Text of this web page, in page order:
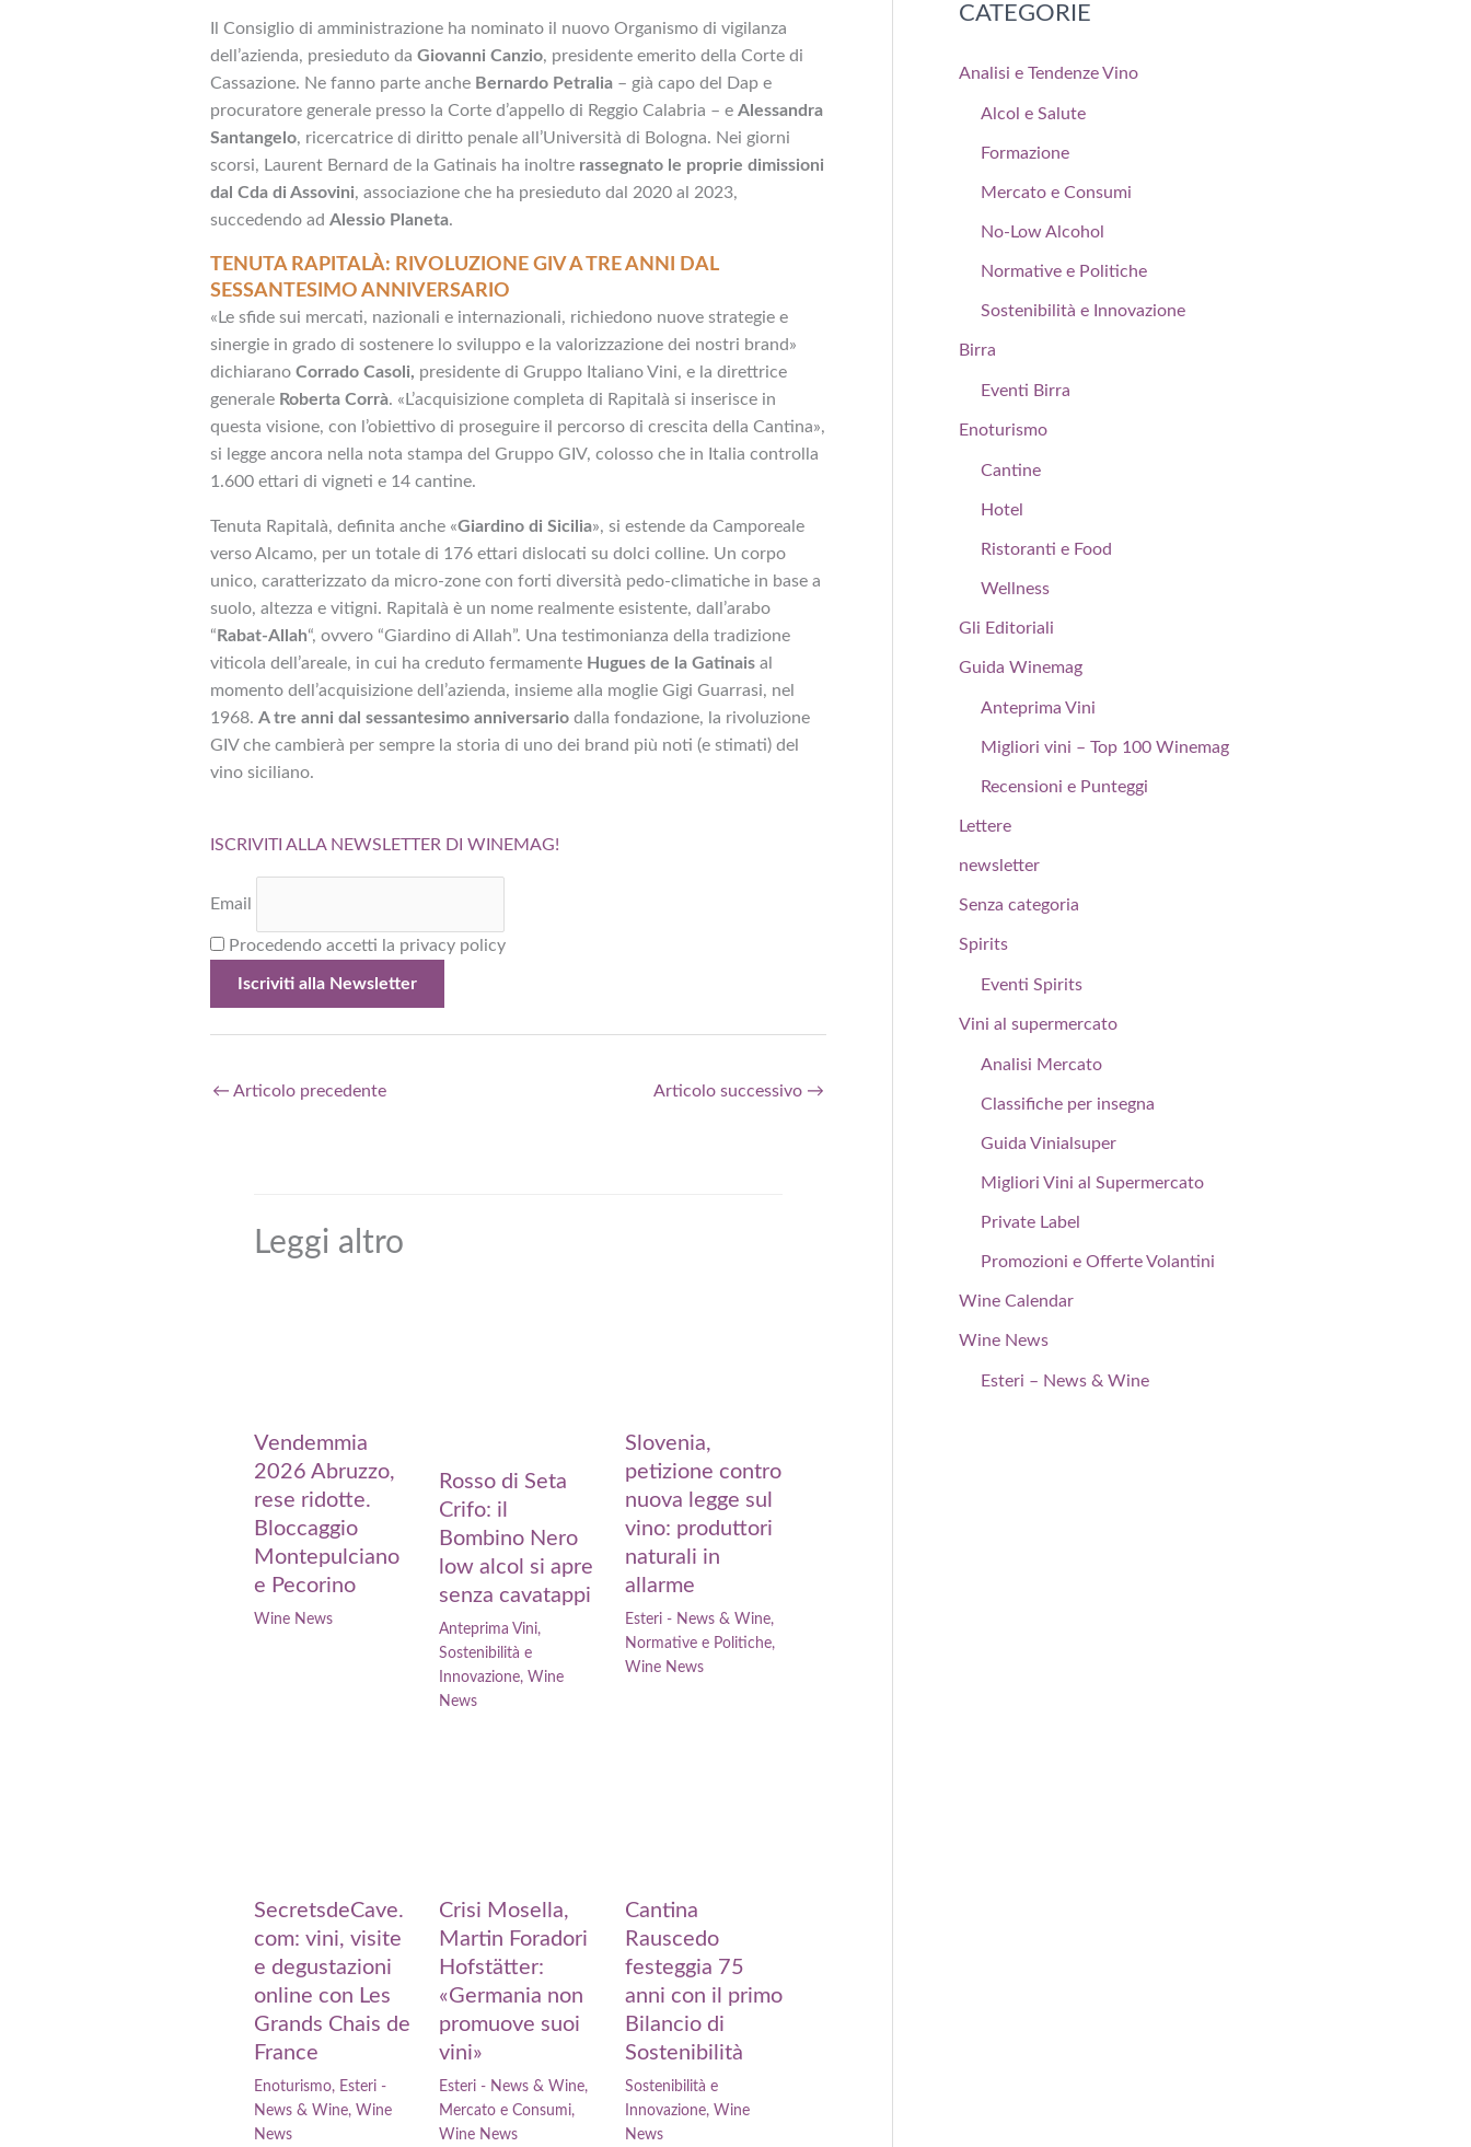
Il Consiglio di amministrazione ha nominato il nuovo Organismo di vigilanza
dell’azienda, presieduto da Giovanni Canzio, presidente emerito della Corte di
Cassazione. Ne fanno parte anche Bernardo Petralia – già capo del Dap e
procuratore generale presso la Corte d’appello di Reggio Calabria – e Alessandra
Santangelo, ricercatrice di diritto penale all’Università di Bologna. Nei giorni
scorsi, Laurent Bernard de la Gatinais ha inoltre rassegnato le proprie dimissioni
dal Cda di Assovini, associazione che ha presieduto dal 2020 al 2023,
succedendo ad Alessio Planeta.
TENUTA RAPITALÀ: RIVOLUZIONE GIV A TRE ANNI DAL
SESSANTESIMO ANNIVERSARIO
«Le sfide sui mercati, nazionali e internazionali, richiedono nuove strategie e
sinergie in grado di sostenere lo sviluppo e la valorizzazione dei nostri brand»
dichiarano Corrado Casoli, presidente di Gruppo Italiano Vini, e la direttrice
generale Roberta Corrà. «L’acquisizione completa di Rapitalà si inserisce in
questa visione, con l’obiettivo di proseguire il percorso di crescita della Cantina»,
si legge ancora nella nota stampa del Gruppo GIV, colosso che in Italia controlla
1.600 ettari di vigneti e 14 cantine.
Tenuta Rapitalà, definita anche «Giardino di Sicilia», si estende da Camporeale
verso Alcamo, per un totale di 176 ettari dislocati su dolci colline. Un corpo
unico, caratterizzato da micro-zone con forti diversità pedo-climatiche in base a
suolo, altezza e vitigni. Rapitalà è un nome realmente esistente, dall’arabo
“ Rabat-Allah“, ovvero “Giardino di Allah”. Una testimonianza della tradizione
viticola dell’areale, in cui ha creduto fermamente Hugues de la Gatinais al
momento dell’acquisizione dell’azienda, insieme alla moglie Gigi Guarrasi, nel
1968. A tre anni dal sessantesimo anniversario dalla fondazione, la rivoluzione
GIV che cambierà per sempre la storia di uno dei brand più noti (e stimati) del
vino siciliano.
ISCRIVITI ALLA NEWSLETTER DI WINEMAG!
Email
Procedendo accetti la privacy policy
← Articolo precedente Articolo successivo →
Leggi altro
Vendemmia
2026 Abruzzo,
rese ridotte.
Bloccaggio
Montepulciano
e Pecorino
Wine News
Rosso di Seta
Crifo: il
Bombino Nero
low alcol si apre
senza cavatappi
Anteprima Vini,
Sostenibilità e
Innovazione,Wine
News
Slovenia,
petizione contro
nuova legge sul
vino: produttori
naturali in
allarme
Esteri - News & Wine,
Normative e Politiche,
Wine News
SecretsdeCave.
com: vini, visite
e degustazioni
online con Les
Grands Chais de
France
Enoturismo, Esteri -
News & Wine, Wine
News
Crisi Mosella,
Martin Foradori
Hofstätter:
«Germania non
promuove suoi
vini»
Esteri - News & Wine,
Mercato e Consumi,
Wine News
Cantina
Rauscedo
festeggia 75
anni con il primo
Bilancio di
Sostenibilità
Sostenibilità e
Innovazione, Wine
News
CATEGORIE
Analisi e Tendenze Vino
Alcol e Salute
Formazione
Mercato e Consumi
No-Low Alcohol
Normative e Politiche
Sostenibilità e Innovazione
Birra
Eventi Birra
Enoturismo
Cantine
Hotel
Ristoranti e Food
Wellness
Gli Editoriali
Guida Winemag
Anteprima Vini
Migliori vini – Top 100 Winemag
Recensioni e Punteggi
Lettere
newsletter
Senza categoria
Spirits
Eventi Spirits
Vini al supermercato
Analisi Mercato
Classifiche per insegna
Guida Vinialsuper
Migliori Vini al Supermercato
Private Label
Promozioni e Offerte Volantini
Wine Calendar
Wine News
Esteri – News & Wine